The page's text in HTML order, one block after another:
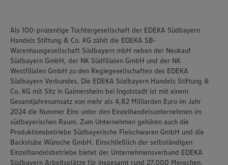
Als 100-prozentige Tochtergesellschaft der EDEKA Südbayern
Handels Stiftung & Co. KG zählt die EDEKA SB-
Warenhausgesellschaft Südbayern mbH neben der Neukauf
Südbayern GmbH, der NK Südfilialen GmbH und der NK
Westfilialen GmbH zu den Regiegesellschaften des EDEKA
Südbayern Verbundes. Die EDEKA Südbayern Handels Stiftung &
Co. KG mit Sitz in Gaimersheim bei Ingolstadt ist mit einem
Gesamtjahresumsatz von mehr als 4,82 Milliarden Euro im Jahr
2024 die Nummer Eins unter den Einzelhandelsunternehmen im
südbayerischen Raum. Zum Unternehmen gehören auch die
Produktionsbetriebe Südbayerische Fleischwaren GmbH und die
Backstube Wünsche GmbH. Einschließlich der selbständigen
Einzelhandelsbetriebe bietet der Unternehmensverbund EDEKA
Südbayern Arbeitsplätze für insgesamt rund 27.000 Menschen,